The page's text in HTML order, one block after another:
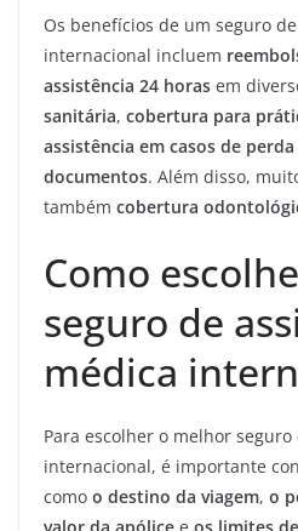
Os benefícios de um seguro
internacional incluem
assistência 24 horas em
sanitária, cobertura para
assistência em casos de
documentos. Além disso,
também cobertura
Como
seguro de
médica
Para escolher o melhor
internacional, é importante
como o destino da viagem, o